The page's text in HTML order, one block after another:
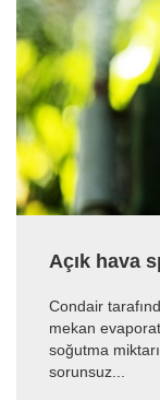
Açık hava
Condair
mekan
soğutma
sorunsuz...